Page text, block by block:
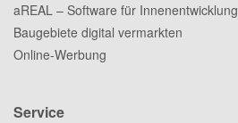
aREAL – Software für Innenentwicklung
Baugebiete digital vermarkten
Online-Werbung
Service